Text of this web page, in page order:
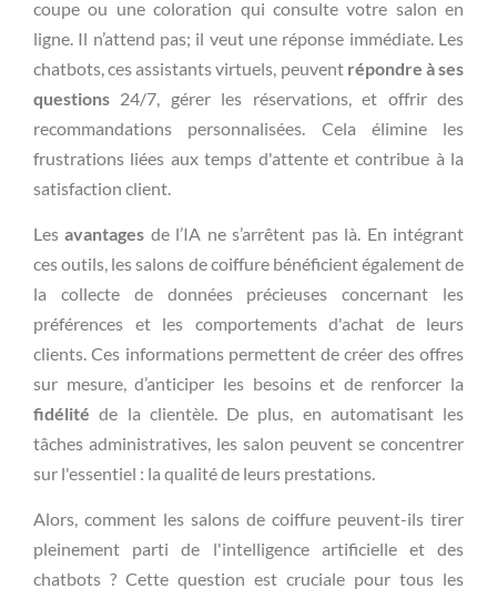
coupe ou une coloration qui consulte votre salon en
ligne. Il n’attend pas; il veut une réponse immédiate. Les
chatbots, ces assistants virtuels, peuvent répondre à ses
questions 24/7, gérer les réservations, et offrir des
recommandations personnalisées. Cela élimine les
frustrations liées aux temps d'attente et contribue à la
satisfaction client.
Lesavantages de l’IA ne s’arrêtent pas là. En intégrant
ces outils, les salons de coiffure bénéficient également de
la collecte de données précieuses concernant les
préférences et les comportements d'achat de leurs
clients. Ces informations permettent de créer des offres
sur mesure, d’anticiper les besoins et de renforcer la
fidélité de la clientèle. De plus, en automatisant les
tâches administratives, les salon peuvent se concentrer
sur l'essentiel : la qualité de leurs prestations.
Alors, comment les salons de coiffure peuvent-ils tirer
pleinement parti de l'intelligence artificielle et des
chatbots ? Cette question est cruciale pour tous les